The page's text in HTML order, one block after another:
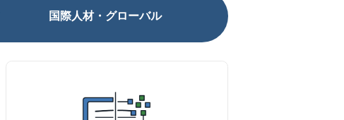
国際人材・グローバル